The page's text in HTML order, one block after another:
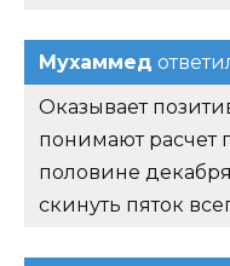
Мухаммед
Оказывает
понимают расчет
половине
скинуть пяток